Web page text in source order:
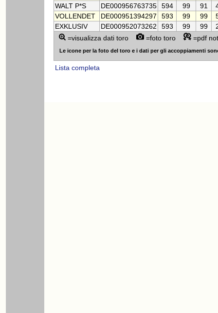
WALT P*S
DE000956763735 594 99 91
VOLLENDET
DE000951394297 593 99 99
EXKLUSIV
DE000952073262 593 99 99
=visualizza dati toro
=foto toro =pdf
Le icone per la foto del toro e i dati per gli accoppiamenti
Lista completa